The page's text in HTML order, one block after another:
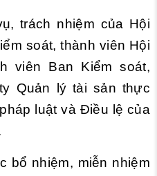
trách nhiệm của Hội
soát, thành viên Hội
viên Ban Kiểm soát,
Quản lý tài sản thực
luật và Điều lệ của
bổ nhiệm, miễn nhiệm